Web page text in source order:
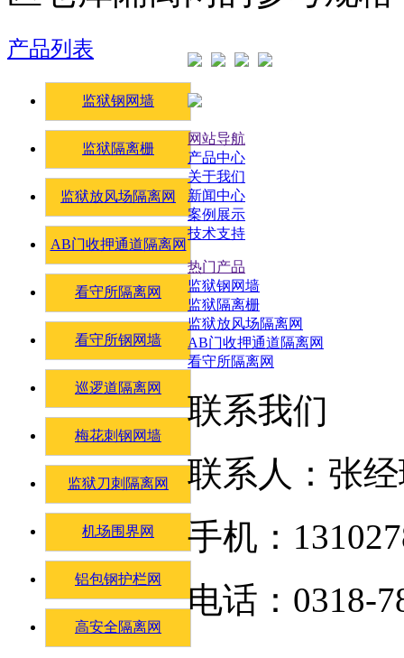
产品列表
监狱钢网墙
监狱隔离栅
监狱放风场隔离网
AB门收押通道隔离网
看守所隔离网
看守所钢网墙
巡逻道隔离网
梅花刺钢网墙
监狱刀刺隔离网
机场围界网
铝包钢护栏网
高安全隔离网
网站导航
产品中心
关于我们
新闻中心
案例展示
技术支持
热门产品
监狱钢网墙
监狱隔离栅
监狱放风场隔离网
AB门收押通道隔离网
看守所隔离网
联系我们
联系人：张
手机：
电话：0318-